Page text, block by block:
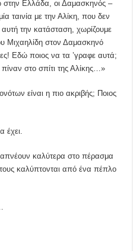
στην Ελλάδα, οι Δαμασκηνός –
ταινία με την Αλίκη, που δεν
αυτή την κατάσταση, χωρίζουμε
Μιχαηλίδη στον Δαμασκηνό
Εδώ ποιος να τα ’γραφε αυτά;
στο σπίτι της Αλίκης…»
είναι η πιο ακριβής; Ποιος
έχει.
καλύτερα στο πέρασμα
καλύπτονται από ένα πέπλο